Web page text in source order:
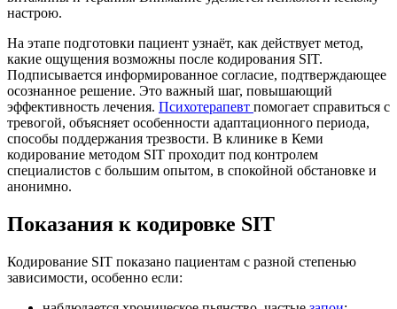
настрою.
На этапе подготовки пациент узнаёт, как действует метод,
какие ощущения возможны после кодирования SIT.
Подписывается информированное согласие, подтверждающее
осознанное решение. Это важный шаг, повышающий
эффективность лечения. Психотерапевт помогает справиться с
тревогой, объясняет особенности адаптационного периода,
способы поддержания трезвости. В клинике в Кеми
кодирование методом SIT проходит под контролем
специалистов с большим опытом, в спокойной обстановке и
анонимно.
Показания к кодировке SIT
Кодирование SIT показано пациентам с разной степенью
зависимости, особенно если: